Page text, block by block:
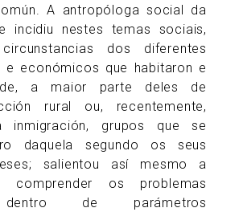
A antropóloga social da
incidiu nestes temas sociais,
dos diferentes
e económicos que habitaron e
a maior parte deles de
rural ou, recentemente,
inmigración, grupos que se
daquela segundo os seus
salientou así mesmo a
comprender os problemas
dentro de parámetros